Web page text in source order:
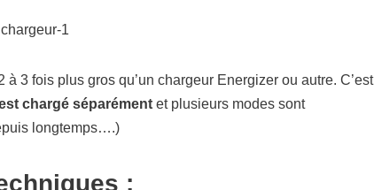
à 3 fois plus gros qu’un chargeur Energizer ou autre. C’est
chargé séparémentet plusieurs modes sont
longtemps….)
: